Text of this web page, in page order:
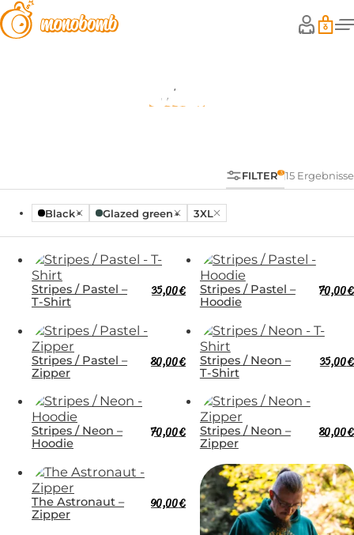
Shop
15 Ergebnisse
FILTER
Black Glazed green 3XL
Stripes / Pastel –
T-Shirt
35,00€
Stripes / Pastel –
Hoodie
70,00€
Stripes / Pastel –
Zipper
80,00€
Stripes / Neon –
T-Shirt
35,00€
Stripes / Neon –
Hoodie
70,00€
Stripes / Neon –
Zipper
80,00€
The Astronaut –
Zipper
90,00€